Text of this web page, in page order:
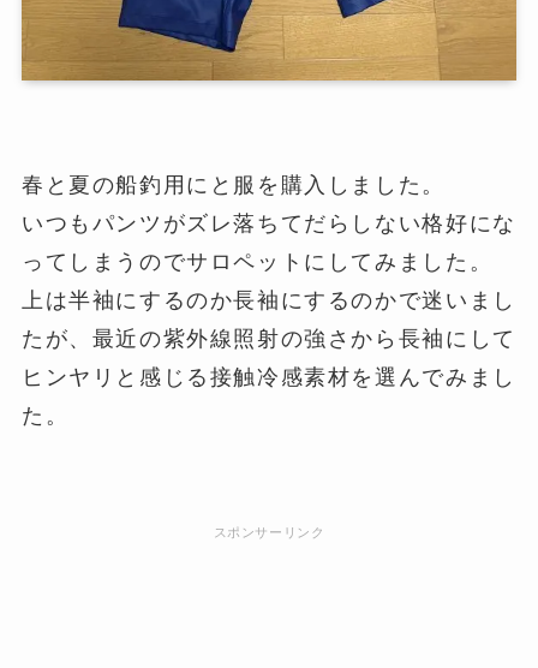
春と夏の船釣用にと服を購入しました。
いつもパンツがズレ落ちてだらしない格好にな
ってしまうのでサロペットにしてみました。
上は半袖にするのか長袖にするのかで迷いまし
たが、最近の紫外線照射の強さから長袖にして
ヒンヤリと感じる接触冷感素材を選んでみまし
た。
スポンサーリンク